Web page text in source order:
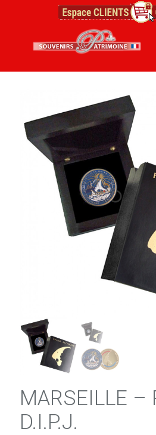
MARSEILLE –
D.I.P.J.